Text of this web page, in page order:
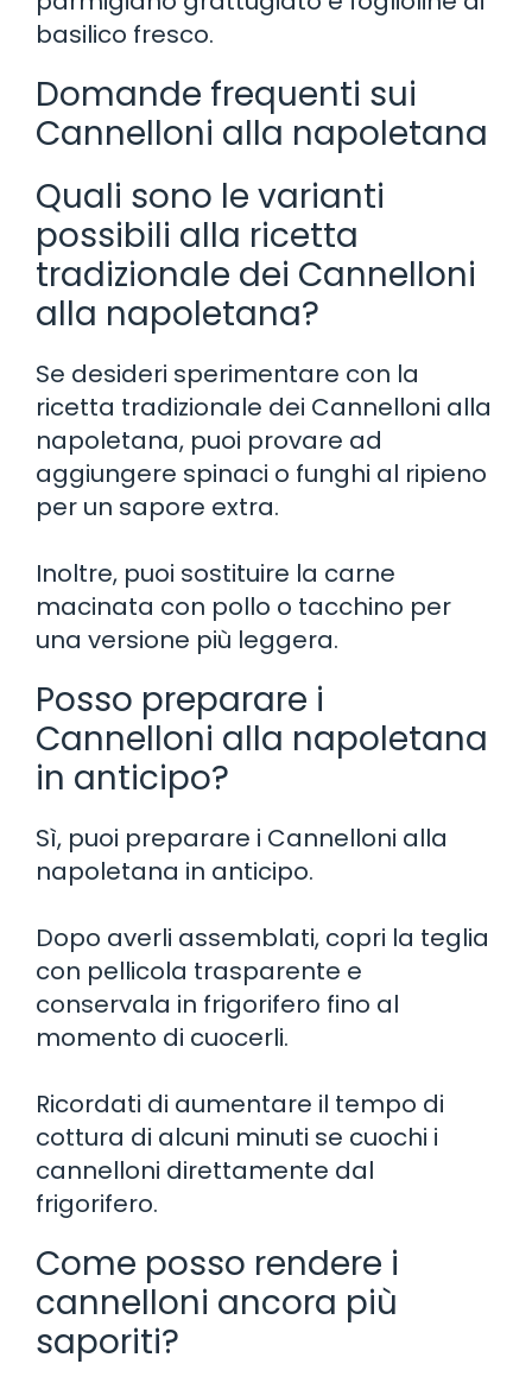
basilico fresco.
Domande frequenti sui
Cannelloni alla napoletana
Quali sono le varianti
possibili alla ricetta
tradizionale dei Cannelloni
alla napoletana?
Se desideri sperimentare con la
ricetta tradizionale dei Cannelloni alla
napoletana, puoi provare ad
aggiungere spinaci o funghi al ripieno
per un sapore extra.
Inoltre, puoi sostituire la carne
macinata con pollo o tacchino per
una versione più leggera.
Posso preparare i
Cannelloni alla napoletana
in anticipo?
Sì, puoi preparare i Cannelloni alla
napoletana in anticipo.
Dopo averli assemblati, copri la teglia
con pellicola trasparente e
conservala in frigorifero fino al
momento di cuocerli.
Ricordati di aumentare il tempo di
cottura di alcuni minuti se cuochi i
cannelloni direttamente dal
frigorifero.
Come posso rendere i
cannelloni ancora più
saporiti?